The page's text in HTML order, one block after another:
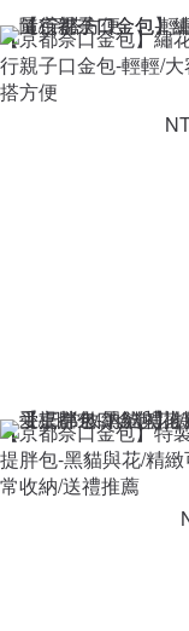
【京都奈口金包】繡
行親子口金包-輕輕/
搭方便
【京都奈口金包】特
提胖包-黑貓與花/精緻
常收納/送禮推薦